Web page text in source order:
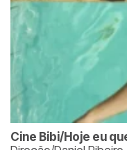
Cine Bibi/Hoje eu